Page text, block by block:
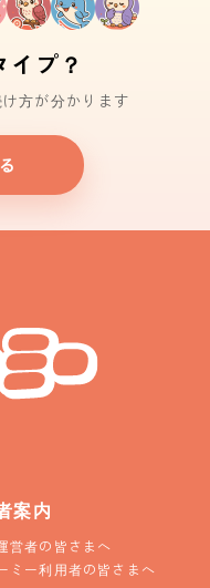
プ？
方が分かります
案内
営者の皆さまへ
ミー利用者の皆さまへ